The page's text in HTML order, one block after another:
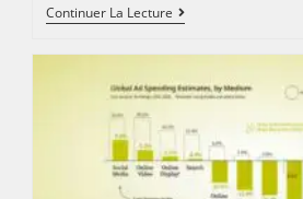
Continuer La Lecture Instagram
Reels,
Testé
En